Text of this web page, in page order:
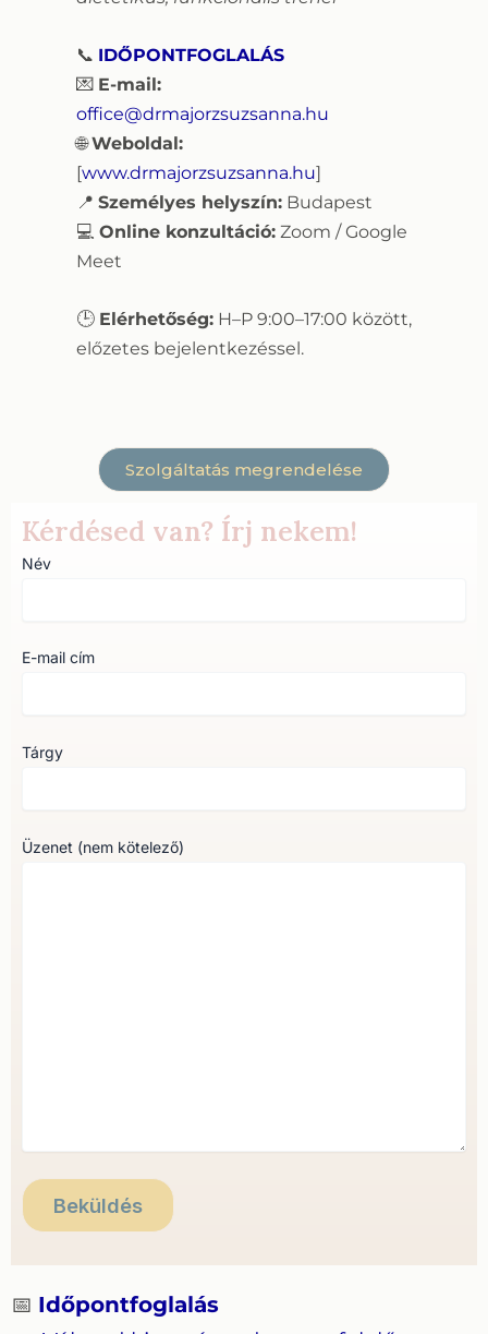
📞 IDŐPONTFOGLALÁS
💌 E-mail:
office@drmajorzsuzsanna.hu
🌐Weboldal:
[www.drmajorzsuzsanna.hu]
📍 Személyes helyszín: Budapest
💻 Online konzultáció: Zoom / Google
Meet
🕒 Elérhetőség: H–P 9:00–17:00 között,
előzetes bejelentkezéssel.
Szolgáltatás megrendelése
Kérdésed van? Írj nekem!
Név
E-mail cím
Tárgy
Üzenet (nem kötelező)
📅 Időpontfoglalás